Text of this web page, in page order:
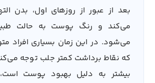
بعد از عبور از روزهای اول، بدن
می‌کند و رنگ پوست به حالت
می‌شود. در این زمان بسیاری افراد
که نقاط برداشت کمتر جلب توجه
بیشتر به دلیل بهبود پوست